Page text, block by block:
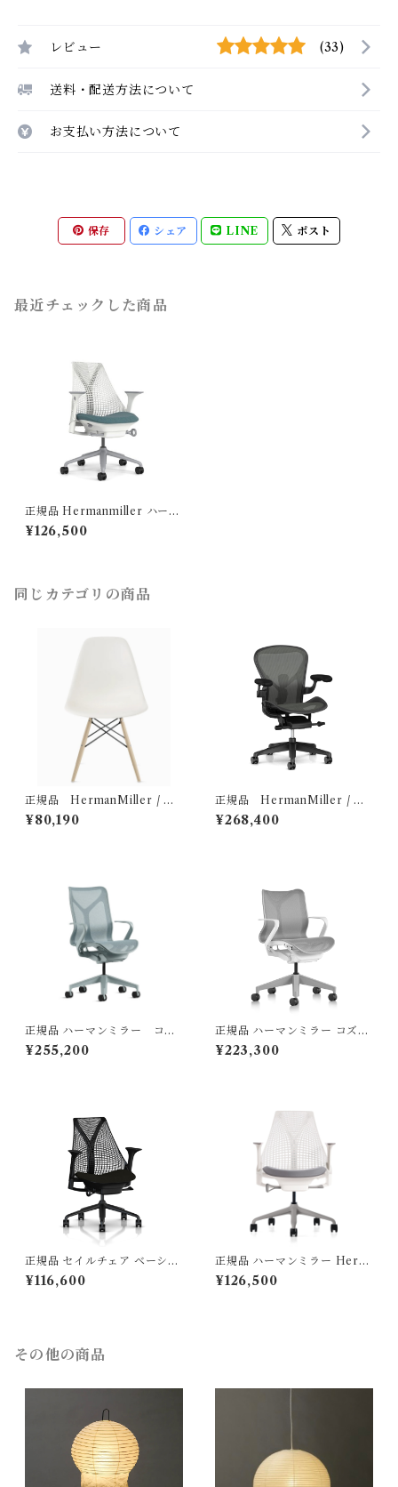
レビュー (33)
送料・配送方法について
お支払い方法について
保存 シェア LINE ポスト
最近チェックした商品
正規品 Hermanmiller ハーマ
ンミラー / セイルチェア スタ
ジオホワイト ピーコック AS-
¥126,500
同じカテゴリの商品
正規品 HermanMiller / ハ
ーマンミラー イームズプラ
スチックシェルサイドチェア
¥80,190
正規品 HermanMiller / ア
ーロンチェア リマスタード B
サイズ グラファイトカラー グ
¥268,400
正規品 ハーマンミラー コズ
ムチェア ミドルバック グレイ
シャー / Hermanmiller ( 型
¥255,200
正規品 ハーマンミラー コズム
チェア ローバック / ホワイト
＆ミネラル / Hermanmiller
¥223,300
正規品 セイルチェア ベーシッ
ク ノアール/ブラック AS-1 /
Hermanmiller / 型番： AS1Y
¥116,600
正規品 ハーマンミラー Herm
anmiller セイルチェア ベーシ
ック / スタジオホワイト ・ フ
¥126,500
その他の商品